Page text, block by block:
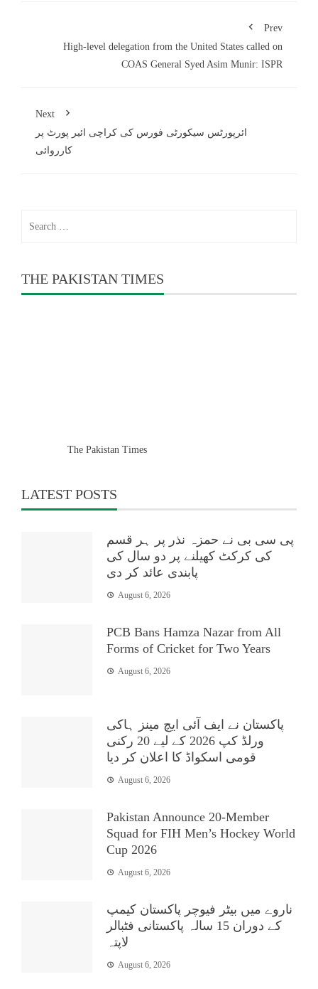
Prev
High-level delegation from the United States called on
COAS General Syed Asim Munir: ISPR
Next
ائرپورٹس سیکورٹی فورس کی کراچی ائیر پورٹ پر
کارروائی
THE PAKISTAN TIMES
The Pakistan Times
LATEST POSTS
پی سی بی نے حمزہ نذر پر ہر قسم
کی کرکٹ کھیلنے پر دو سال کی
پابندی عائد کر دی
August 6, 2026
PCB Bans Hamza Nazar from All
Forms of Cricket for Two Years
August 6, 2026
پاکستان نے ایف آئی ایچ مینز ہاکی
ورلڈ کپ 2026 کے لیے 20 رکنی
قومی اسکواڈ کا اعلان کر دیا
August 6, 2026
Pakistan Announce 20-Member
Squad for FIH Men’s Hockey World
Cup 2026
August 6, 2026
ناروے میں بیٹر فیوچر پاکستان کیمپ
کے دوران 15 سالہ پاکستانی فٹبالر
لاپتہ
August 6, 2026